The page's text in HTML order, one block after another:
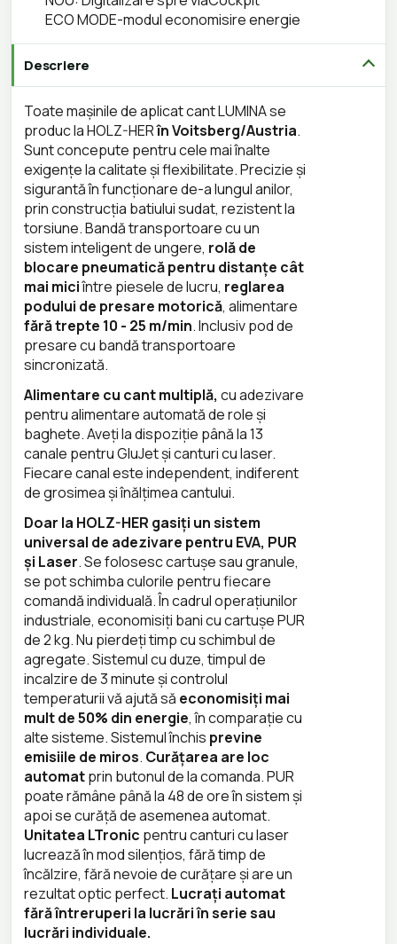
ECO MODE-modul economisire energie
Descriere
Toate mașinile de aplicat cant LUMINA se
produc la HOLZ-HERîn Voitsberg/Austria.
Sunt concepute pentru cele mai înalte
exigențe la calitate și flexibilitate. Precizie și
sigurantă în funcționare de-a lungul anilor,
prin construcția batiului sudat, rezistent la
torsiune. Bandă transportoare cu un
sistem inteligent de ungere, rolă de
blocare pneumatică pentru distanțe cât
mai miciîntre piesele de lucru, reglarea
podului de presare motorică, alimentare
fără trepte 10 - 25 m/min. Inclusiv pod de
presare cu bandă transportoare
sincronizată.
Alimentare cu cant multiplă, cu adezivare
pentru alimentare automată de role și
baghete. Aveți la dispoziție până la 13
canale pentru GluJet și canturi cu laser.
Fiecare canal este independent, indiferent
de grosimea și înălțimea cantului.
Doar la HOLZ-HER gasiți un sistem
universal de adezivare pentru EVA, PUR
și Laser. Se folosesc cartușe sau granule,
se pot schimba culorile pentru fiecare
comandă individuală. În cadrul operațiunilor
industriale, economisiți bani cu cartușe PUR
de 2 kg. Nu pierdeți timp cu schimbul de
agregate. Sistemul cu duze, timpul de
incalzire de 3 minute și controlul
temperaturii vă ajută să economisiți mai
mult de 50% din energie, în comparație cu
alte sisteme. Sistemul închis previne
emisiile de miros. Curățarea are loc
automatprin butonul de la comanda. PUR
poate rămâne până la 48 de ore în sistem și
apoi se curăță de asemenea automat.
Unitatea LTronic pentru canturi cu laser
lucrează în mod silențios, fără timp de
încălzire, fără nevoie de curățare și are un
rezultat optic perfect. Lucrați automat
fără întreruperi la lucrări în serie sau
lucrări individuale.